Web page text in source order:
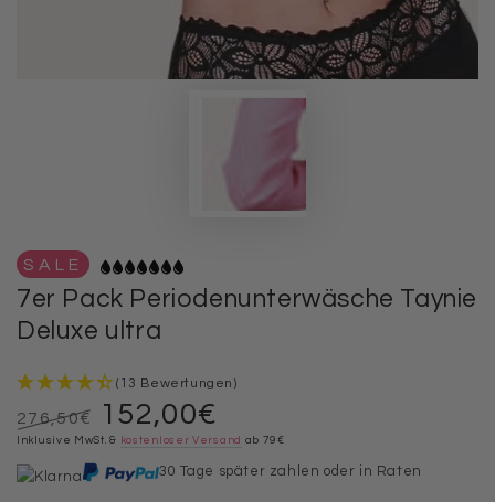
SALE
7er Pack Periodenunterwäsche Taynie
Deluxe ultra
(13 Bewertungen)
Regulärer
Preis
276,50€
Verkaufspreis
152,00€
Inklusive MwSt. & kostenloser Versand ab 79€
30 Tage später zahlen oder in Raten